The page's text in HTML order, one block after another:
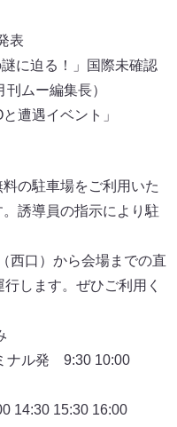
表
に迫る！」国際未確認
ムー編集長）
遭遇イベント」
の駐車場をご利用いた
誘導員の指示により駐
西口）から会場までの直
します。ぜひご利用く
ナル発 9:30 10:00
14:30 15:30 16:00